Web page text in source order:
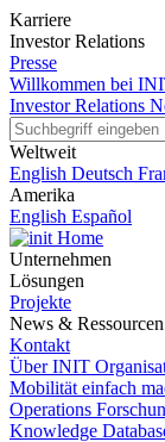
Karriere
Investor Relations
Presse
Willkommen bei
Investor Relations
Weltweit
English Deutsch
Amerika
English Español
Home
Unternehmen
Lösungen
Projekte
News & Ressourcen
Kontakt
Über INIT
Mobilität einfach
Operations
Knowledge